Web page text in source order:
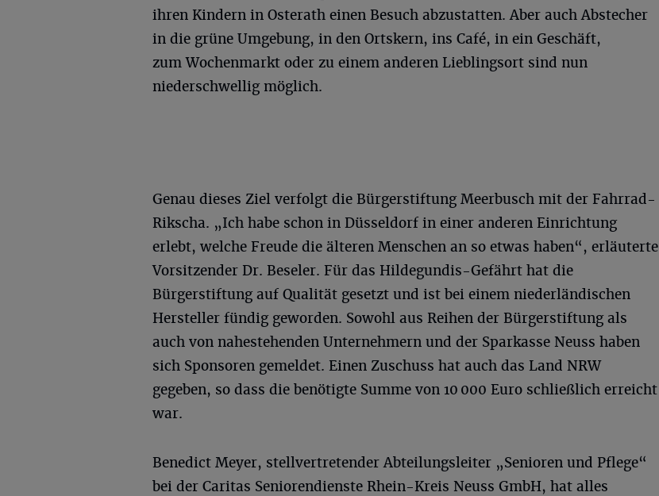
ihren Kindern in Osterath einen Besuch abzustatten. Aber auch Abstecher
in die grüne Umgebung, in den Ortskern, ins Café, in ein Geschäft,
zum Wochenmarkt oder zu einem anderen Lieblingsort sind nun
niederschwellig möglich.
Genau dieses Ziel verfolgt die Bürgerstiftung Meerbusch mit der Fahrrad-
Rikscha. „Ich habe schon in Düsseldorf in einer anderen Einrichtung
erlebt, welche Freude die älteren Menschen an so etwas haben“, erläuterte
Vorsitzender Dr. Beseler. Für das Hildegundis-Gefährt hat die
Bürgerstiftung auf Qualität gesetzt und ist bei einem niederländischen
Hersteller fündig geworden. Sowohl aus Reihen der Bürgerstiftung als
auch von nahestehenden Unternehmern und der Sparkasse Neuss haben
sich Sponsoren gemeldet. Einen Zuschuss hat auch das Land NRW
gegeben, so dass die benötigte Summe von 10 000 Euro schließlich erreicht
war.
Benedict Meyer, stellvertretender Abteilungsleiter „Senioren und Pflege“
bei der Caritas Seniorendienste Rhein-Kreis Neuss GmbH, hat alles